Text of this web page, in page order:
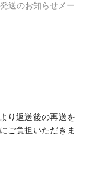
送のお知らせメー
り返送後の再送を
ご負担いただきま